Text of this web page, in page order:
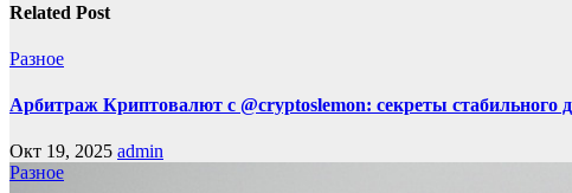
Related Post
Разное
Арбитраж Криптовалют с @cryptoslemon: секреты стабильного
Окт 19, 2025 admin
Разное